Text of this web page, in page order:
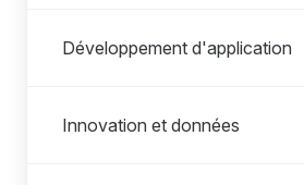
Développement d'application
Innovation et données